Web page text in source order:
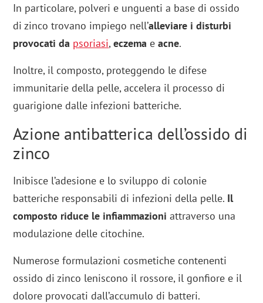
In particolare, polveri e unguenti a base di ossido
di zinco trovano impiego nell’alleviare i disturbi
provocati da psoriasi,eczema eacne.
Inoltre, il composto, proteggendo le difese
immunitarie della pelle, accelera il processo di
guarigione dalle infezioni batteriche.
Azione antibatterica dell’ossido di
zinco
Inibisce l’adesione e lo sviluppo di colonie
batteriche responsabili di infezioni della pelle. Il
composto riduce le infiammazioni attraverso una
modulazione delle citochine.
Numerose formulazioni cosmetiche contenenti
ossido di zinco leniscono il rossore, il gonfiore e il
dolore provocati dall’accumulo di batteri.